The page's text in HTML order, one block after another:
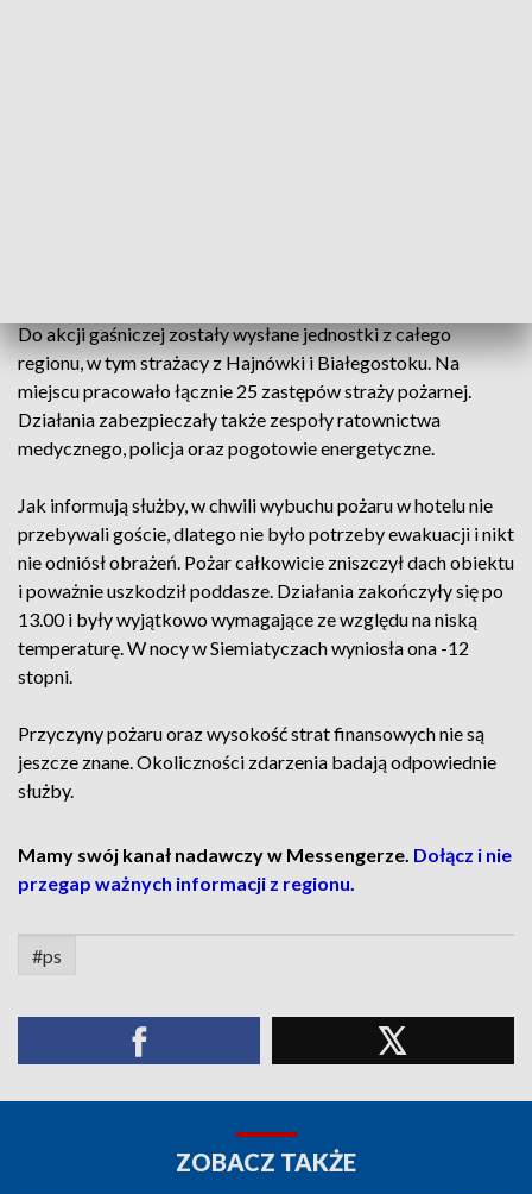
Do akcji gaśniczej zostały wysłane jednostki z całego
regionu, w tym strażacy z Hajnówki i Białegostoku. Na
miejscu pracowało łącznie 25 zastępów straży pożarnej.
Działania zabezpieczały także zespoły ratownictwa
medycznego, policja oraz pogotowie energetyczne.
Jak informują służby, w chwili wybuchu pożaru w hotelu nie
przebywali goście, dlatego nie było potrzeby ewakuacji i nikt
nie odniósł obrażeń. Pożar całkowicie zniszczył dach obiektu
i poważnie uszkodził poddasze. Działania zakończyły się po
13.00 i były wyjątkowo wymagające ze względu na niską
temperaturę. W nocy w Siemiatyczach wyniosła ona -12
stopni.
Przyczyny pożaru oraz wysokość strat finansowych nie są
jeszcze znane. Okoliczności zdarzenia badają odpowiednie
służby.
Mamy swój kanał nadawczy w Messengerze. Dołącz i nie
przegap ważnych informacji z regionu.
#ps
ZOBACZ TAKŻE